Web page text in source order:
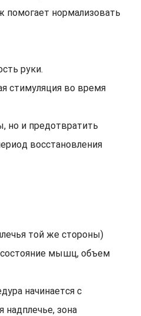
помогает нормализовать
руки.
стимуляция во время
но и предотвратить
восстановления
той же стороны)
состояние мышц, объем
начинается с
зона